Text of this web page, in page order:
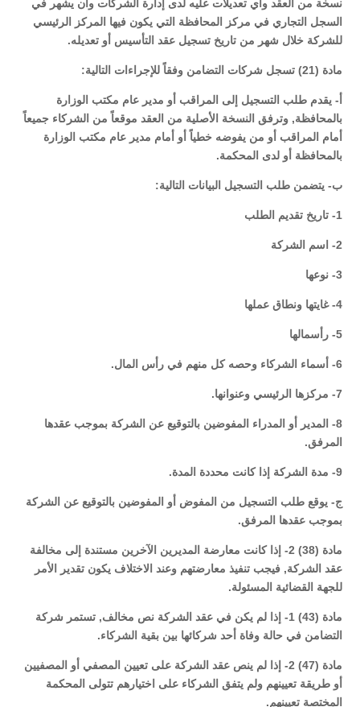
نسخة من العقد وأي تعديلات عليه لدى إدارة الشركات وان يشهر في
السجل التجاري في مركز المحافظة التي يكون فيها المركز الرئيسي
للشركة خلال شهر من تاريخ تسجيل عقد التأسيس أو تعديله.
مادة (21) تسجل شركات التضامن وفقاً للإجراءات التالية:
أ- يقدم طلب التسجيل إلى المراقب أو مدير عام مكتب الوزارة
بالمحافظة, وترفق النسخة الأصلية من العقد موقعاً من الشركاء جميعاً
أمام المراقب أو من يفوضه خطياً أو أمام مدير عام مكتب الوزارة
بالمحافظة أو لدى المحكمة.
ب- يتضمن طلب التسجيل البيانات التالية:
1- تاريخ تقديم الطلب
2- اسم الشركة
3- نوعها
4- غايتها ونطاق عملها
5- رأسمالها
6- أسماء الشركاء وحصه كل منهم في رأس المال.
7- مركزها الرئيسي وعنوانها.
8- المدير أو المدراء المفوضين بالتوقيع عن الشركة بموجب عقدها
المرفق.
9- مدة الشركة إذا كانت محددة المدة.
ج- يوقع طلب التسجيل من المفوض أو المفوضين بالتوقيع عن الشركة
بموجب عقدها المرفق.
مادة (38) 2- إذا كانت معارضة المديرين الآخرين مستندة إلى مخالفة
عقد الشركة, فيجب تنفيذ معارضتهم وعند الاختلاف يكون تقدير الأمر
للجهة القضائية المسئولة.
مادة (43) 1- إذا لم يكن في عقد الشركة نص مخالف, تستمر شركة
التضامن في حالة وفاة أحد شركائها بين بقية الشركاء.
مادة (47) 2- إذا لم ينص عقد الشركة على تعيين المصفي أو المصفيين
أو طريقة تعيينهم ولم يتفق الشركاء على اختيارهم تتولى المحكمة
المختصة تعيينهم.